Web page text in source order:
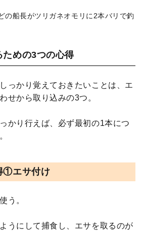
の船長がツリガネオモリに2本バリで釣
めの3つの心得
っかり覚えておきたいことは、エ
せから取り込みの3つ。
かり行えば、必ず最初の1本につ
①エサ付け
う。
うにして捕食し、エサを取るのが